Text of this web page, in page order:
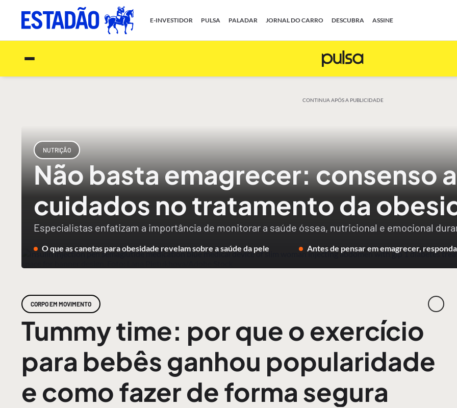
E-INVESTIDOR PULSA PALADAR JORNAL DO CARRO DESCUBRA ASSINE
CONTINUA APÓS A PUBLICIDADE
NUTRIÇÃO
Não basta emagrecer: consenso
cuidados no tratamento da
Especialistas enfatizam a importância de monitorar a saúde óssea, nutricional e emocional
O que as canetas para obesidade revelam sobre a saúde da pele Antes de pensar em emagrecer,
CORPO EM MOVIMENTO
Tummy time: por que o exercício
para bebês ganhou popularidade
e como fazer de forma segura